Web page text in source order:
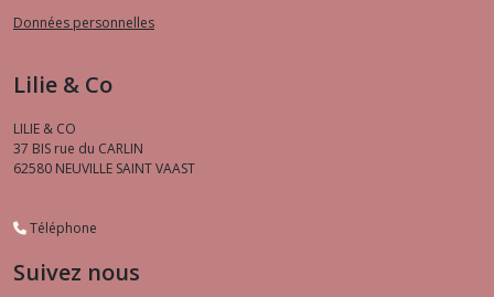
Données personnelles
Lilie & Co
LILIE & CO
37 BIS rue du CARLIN
62580 NEUVILLE SAINT VAAST
Téléphone
Suivez nous